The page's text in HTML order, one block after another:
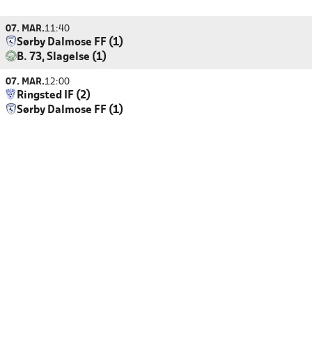
07. MAR.11:40
Sørby Dalmose FF (1)
B. 73, Slagelse (1)
07. MAR.12:00
Ringsted IF (2)
Sørby Dalmose FF (1)